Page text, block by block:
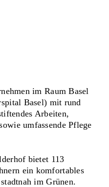
im Raum Basel
Basel) mit rund
Arbeiten,
umfassende Pflege
bietet 113
ein komfortables
im Grünen.